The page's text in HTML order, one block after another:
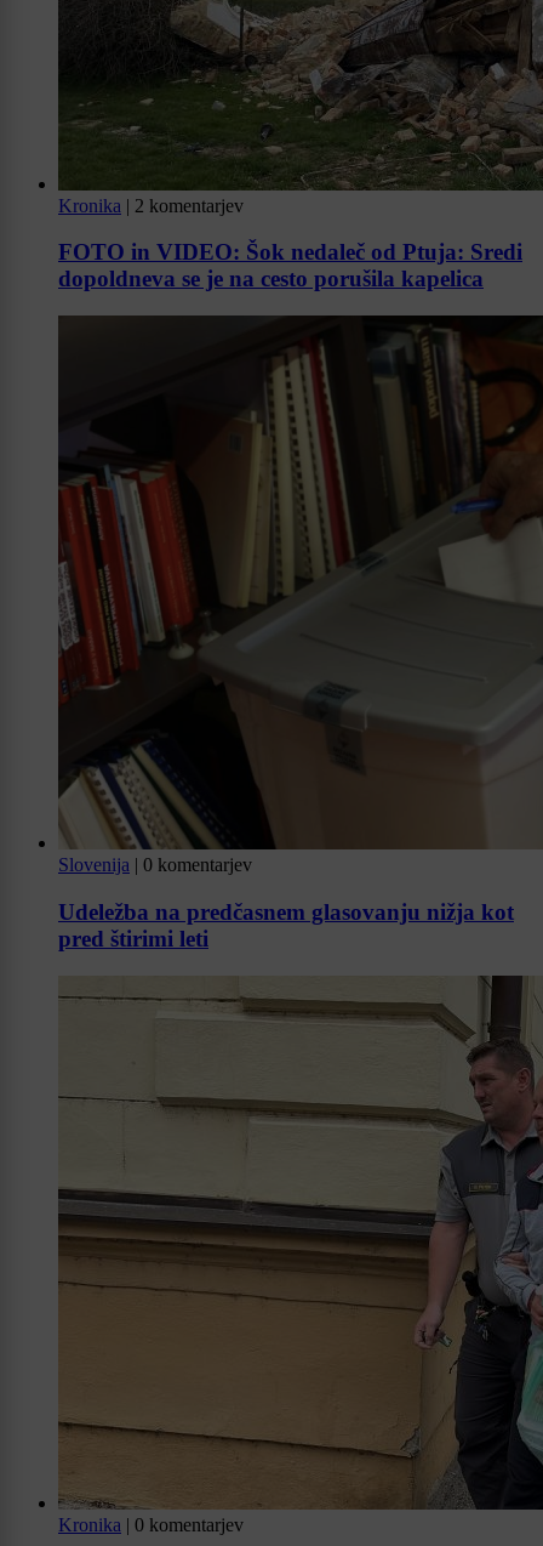
Kronika | 2 komentarjev
FOTO in VIDEO: Šok nedaleč od Ptuja: Sredi
dopoldneva se je na cesto porušila kapelica
Slovenija | 0 komentarjev
Udeležba na predčasnem glasovanju nižja kot
pred štirimi leti
Kronika | 0 komentarjev